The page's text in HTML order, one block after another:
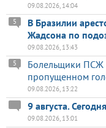
09.08.2026, 14:04
В Бразилии
Жадсона по
5
09.08.2026, 13:43
Болельщики ПСЖ
пропущенном
5
09.08.2026, 13:22
9 августа.
09.08.2026, 13:01